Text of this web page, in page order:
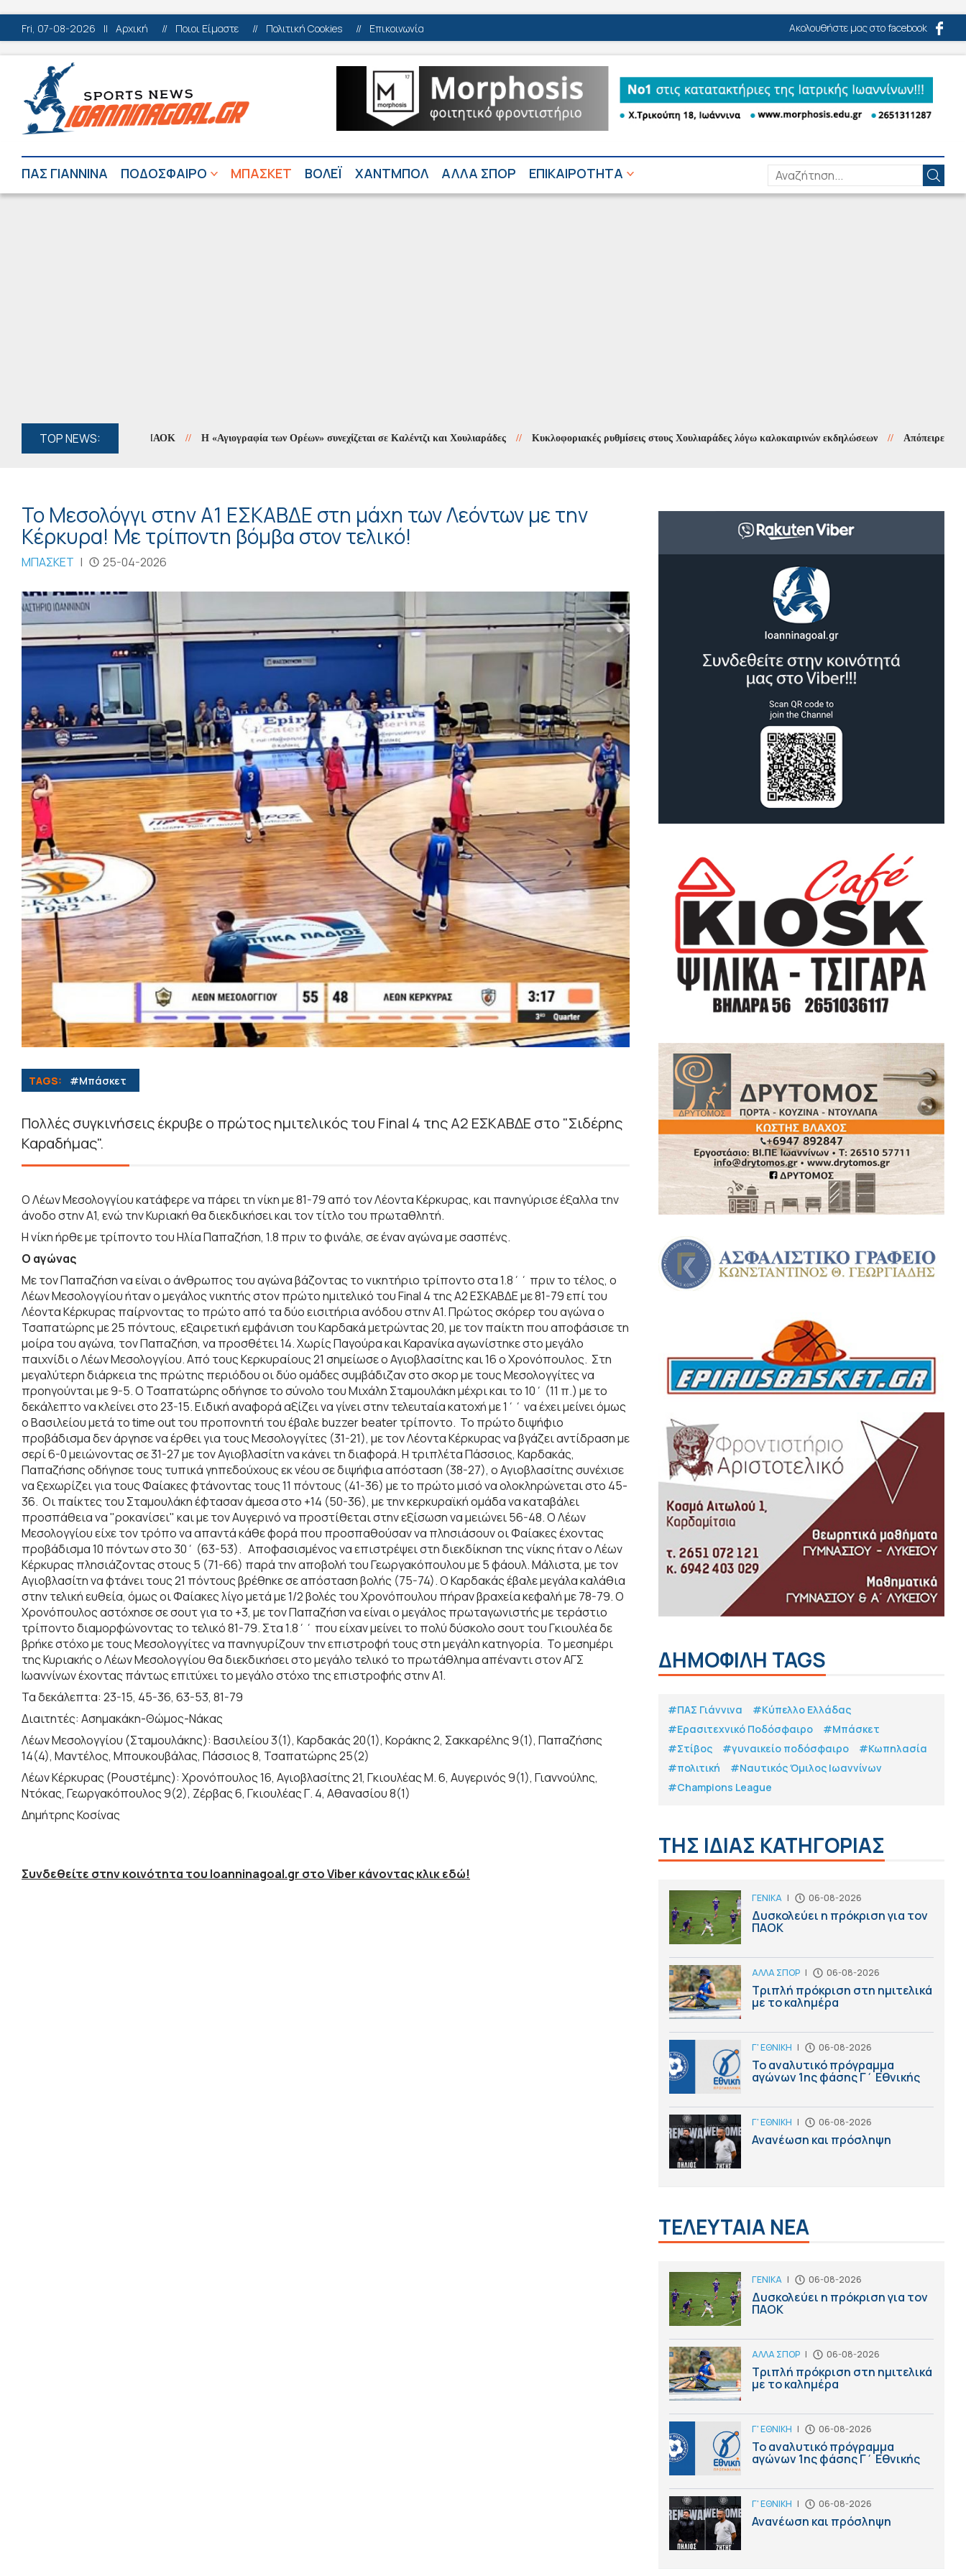
Fri, 07-08-2026 || Αρχική // Ποιοι Είμαστε // Πολιτική Cookies // Επικοινωνία Ακολουθήστε μας στο facebook
ΠΑΣ ΓΙΑΝΝΙΝΑ ΠΟΔΟΣΦΑΙΡΟ ΜΠΑΣΚΕΤ ΒΟΛΕΪ ΧΑΝΤΜΠΟΛ ΑΛΛΑ ΣΠΟΡ ΕΠΙΚΑΙΡΟΤΗΤΑ
TOP NEWS: // Η «Αγιογραφία των Ορέων» συνεχίζεται σε Καλέντζι και Χουλιαράδες // Κυκλοφοριακές ρυθμίσεις στους Χουλιαράδες λόγω καλοκαιρινών εκδηλώσεων // Απόπειρες
Το Μεσολόγγι στην Α1 ΕΣΚΑΒΔΕ στη μάχη των Λεόντων με την
Κέρκυρα! Με τρίποντη βόμβα στον τελικό!
ΜΠΑΣΚΕΤ | 25-04-2026
TAGS: #Μπάσκετ
Πολλές συγκινήσεις έκρυβε ο πρώτος ημιτελικός του Final 4 της Α2 ΕΣΚΑΒΔΕ στο "Σιδέρης
Καραδήμας".
Ο Λέων Μεσολογγίου κατάφερε να πάρει τη νίκη με 81-79 από τον Λέοντα Κέρκυρας, και πανηγύρισε έξαλλα την
άνοδο στην Α1, ενώ την Κυριακή θα διεκδικήσει και τον τίτλο του πρωταθλητή.
Η νίκη ήρθε με τρίποντο του Ηλία Παπαζήση, 1.8 πριν το φινάλε, σε έναν αγώνα με σασπένς.
Ο αγώνας
Με τον Παπαζήση να είναι ο άνθρωπος του αγώνα βάζοντας το νικητήριο τρίποντο στα 1.8΄΄ πριν το τέλος, ο
Λέων Μεσολογγίου ήταν ο μεγάλος νικητής στον πρώτο ημιτελικό του Final 4 της Α2 ΕΣΚΑΒΔΕ με 81-79 επί του
Λέοντα Κέρκυρας παίρνοντας το πρώτο από τα δύο εισιτήρια ανόδου στην Α1. Πρώτος σκόρερ του αγώνα ο
Τσαπατώρης με 25 πόντους, εξαιρετική εμφάνιση του Καρδακά μετρώντας 20, με τον παίκτη που αποφάσισε τη
μοίρα του αγώνα, τον Παπαζήση, να προσθέτει 14. Χωρίς Παγούρα και Καρανίκα αγωνίστηκε στο μεγάλο
παιχνίδι ο Λέων Μεσολογγίου. Από τους Κερκυραίους 21 σημείωσε ο Αγιοβλασίτης και 16 ο Χρονόπουλος. Στη
μεγαλύτερη διάρκεια της πρώτης περιόδου οι δύο ομάδες συμβάδιζαν στο σκορ με τους Μεσολογγίτες να
προηγούνται με 9-5. Ο Τσαπατώρης οδήγησε το σύνολο του Μιχάλη Σταμουλάκη μέχρι και το 10΄ (11 π.) με το
δεκάλεπτο να κλείνει στο 23-15. Ειδική αναφορά αξίζει να γίνει στην τελευταία κατοχή με 1΄΄ να έχει μείνει όμως
ο Βασιλείου μετά το time out του προπονητή του έβαλε buzzer beater τρίποντο. Το πρώτο διψήφιο
προβάδισμα δεν άργησε να έρθει για τους Μεσολογγίτες (31-21), με τον Λέοντα Κέρκυρας να βγάζει αντίδραση με
σερί 6-0 μειώνοντας σε 31-27 με τον Αγιοβλασίτη να κάνει τη διαφορά. Η τριπλέτα Πάσσιος, Καρδακάς,
Παπαζήσης οδήγησε τους τυπικά γηπεδούχους εκ νέου σε διψήφια απόσταση (38-27), ο Αγιοβλασίτης συνέχισε
να ξεχωρίζει για τους Φαίακες φτάνοντας τους 11 πόντους (41-36) με το πρώτο μισό να ολοκληρώνεται στο 45-
36. Οι παίκτες του Σταμουλάκη έφτασαν άμεσα στο +14 (50-36), με την κερκυραϊκή ομάδα να καταβάλει
προσπάθεια να "ροκανίσει" και με τον Αυγερινό να προστίθεται στην εξίσωση να μειώνει 56-48. Ο Λέων
Μεσολογγίου είχε τον τρόπο να απαντά κάθε φορά που προσπαθούσαν να πλησιάσουν οι Φαίακες έχοντας
προβάδισμα 10 πόντων στο 30΄ (63-53). Αποφασισμένος να επιστρέψει στη διεκδίκηση της νίκης ήταν ο Λέων
Κέρκυρας πλησιάζοντας στους 5 (71-66) παρά την αποβολή του Γεωργακόπουλου με 5 φάουλ. Μάλιστα, με τον
Αγιοβλασίτη να φτάνει τους 21 πόντους βρέθηκε σε απόσταση βολής (75-74). Ο Καρδακάς έβαλε μεγάλα καλάθια
στην τελική ευθεία, όμως οι Φαίακες λίγο μετά με 1/2 βολές του Χρονόπουλου πήραν βραχεία κεφαλή με 78-79. Ο
Χρονόπουλος αστόχησε σε σουτ για το +3, με τον Παπαζήση να είναι ο μεγάλος πρωταγωνιστής με τεράστιο
τρίποντο διαμορφώνοντας το τελικό 81-79. Στα 1.8΄΄ που είχαν μείνει το πολύ δύσκολο σουτ του Γκιουλέα δε
βρήκε στόχο με τους Μεσολογγίτες να πανηγυρίζουν την επιστροφή τους στη μεγάλη κατηγορία. Το μεσημέρι
της Κυριακής ο Λέων Μεσολογγίου θα διεκδικήσει στο μεγάλο τελικό το πρωτάθλημα απέναντι στον ΑΓΣ
Ιωαννίνων έχοντας πάντως επιτύχει το μεγάλο στόχο της επιστροφής στην Α1.
Τα δεκάλεπτα: 23-15, 45-36, 63-53, 81-79
Διαιτητές: Ασημακάκη-Θώμος-Νάκας
Λέων Μεσολογγίου (Σταμουλάκης): Βασιλείου 3(1), Καρδακάς 20(1), Κοράκης 2, Σακκαρέλης 9(1), Παπαζήσης
14(4), Μαντέλος, Μπουκουβάλας, Πάσσιος 8, Τσαπατώρης 25(2)
Λέων Κέρκυρας (Ρουστέμης): Χρονόπουλος 16, Αγιοβλασίτης 21, Γκιουλέας Μ. 6, Αυγερινός 9(1), Γιαννούλης,
Ντόκας, Γεωργακόπουλος 9(2), Ζέρβας 6, Γκιουλέας Γ. 4, Αθανασίου 8(1)
Δημήτρης Κοσίνας
Συνδεθείτε στην κοινότητα του Ioanninagoal.gr στο Viber κάνοντας κλικ εδώ!
ΔΗΜΟΦΙΛΗ TAGS
#ΠΑΣ Γιάννινα
#Κύπελλο Ελλάδας
#Eρασιτεχνικό Ποδόσφαιρο
#Μπάσκετ
#Στίβος
#γυναικείο ποδόσφαιρο
#Κωπηλασία
#πολιτική
#Ναυτικός Όμιλος Ιωαννίνων
#Champions League
ΤΗΣ ΙΔΙΑΣ ΚΑΤΗΓΟΡΙΑΣ
ΓΕΝΙΚΑ | 06-08-2026
Δυσκολεύει η πρόκριση για τον
ΠΑΟΚ
ΑΛΛΑ ΣΠΟΡ | 06-08-2026
Τριπλή πρόκριση στη ημιτελικά
με το καλημέρα
Γ' ΕΘΝΙΚΗ | 06-08-2026
Το αναλυτικό πρόγραμμα
αγώνων 1ης φάσης Γ΄ Εθνικής
Γ' ΕΘΝΙΚΗ | 06-08-2026
Ανανέωση και πρόσληψη
ΤΕΛΕΥΤΑΙΑ ΝΕΑ
ΓΕΝΙΚΑ | 06-08-2026
Δυσκολεύει η πρόκριση για τον
ΠΑΟΚ
ΑΛΛΑ ΣΠΟΡ | 06-08-2026
Τριπλή πρόκριση στη ημιτελικά
με το καλημέρα
Γ' ΕΘΝΙΚΗ | 06-08-2026
Το αναλυτικό πρόγραμμα
αγώνων 1ης φάσης Γ΄ Εθνικής
Γ' ΕΘΝΙΚΗ | 06-08-2026
Ανανέωση και πρόσληψη